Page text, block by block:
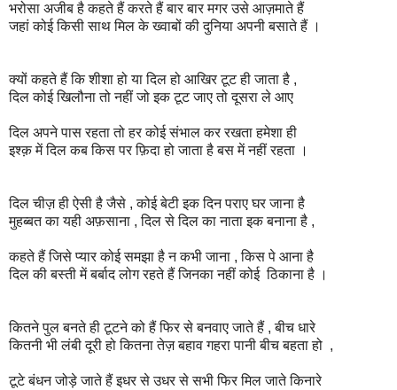
भरोसा अजीब है कहते हैं करते हैं बार बार मगर उसे आज़माते हैं
जहां कोई किसी साथ मिल के ख्वाबों की दुनिया अपनी बसाते हैं ।
क्यों कहते हैं कि शीशा हो या दिल हो आखिर टूट ही जाता है ,
दिल कोई खिलौना तो नहीं जो इक टूट जाए तो दूसरा ले आए
दिल अपने पास रहता तो हर कोई संभाल कर रखता हमेशा ही
इश्क़ में दिल कब किस पर फ़िदा हो जाता है बस में नहीं रहता ।
दिल चीज़ ही ऐसी है जैसे , कोई बेटी इक दिन पराए घर जाना है
मुहब्बत का यही अफ़साना , दिल से दिल का नाता इक बनाना है ,
कहते हैं जिसे प्यार कोई समझा है न कभी जाना , किस पे आना है
दिल की बस्ती में बर्बाद लोग रहते हैं जिनका नहीं कोई ठिकाना है ।
कितने पुल बनते ही टूटने को हैं फिर से बनवाए जाते हैं , बीच धारे
कितनी भी लंबी दूरी हो कितना तेज़ बहाव गहरा पानी बीच बहता हो ,
टूटे बंधन जोड़े जाते हैं इधर से उधर से सभी फिर मिल जाते किनारे